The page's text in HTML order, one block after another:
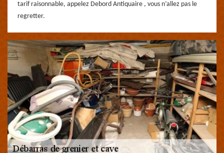
tarif raisonnable, appelez Debord Antiquaire , vous n’allez pas le
regretter.